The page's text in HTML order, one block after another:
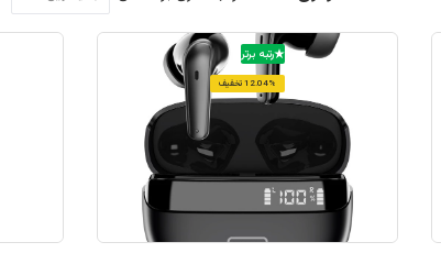
رتبه برتر
12.04% تخفیف